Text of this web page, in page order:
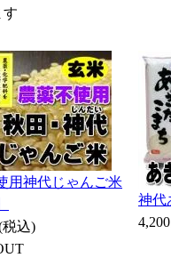
す
用神代じゃんご米
税込)
神代